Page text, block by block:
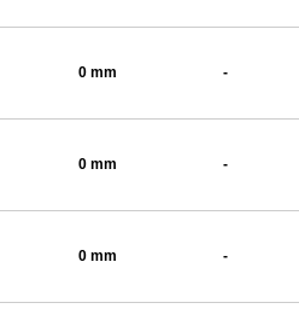
0 mm -
0 mm -
0 mm -